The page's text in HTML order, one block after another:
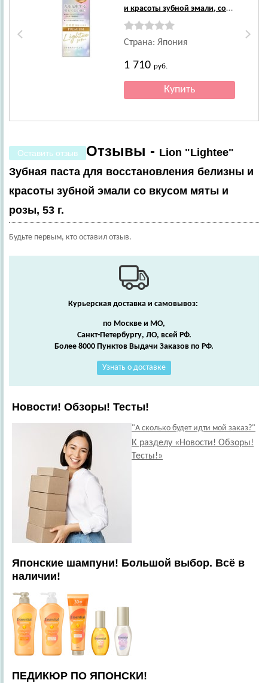
и красоты зубной эмали, со
вкусом мяты и бергамота, 53
Страна: Япония
1 710руб.
Оставить отзыв Отзывы - Lion "Lightee"
Зубная паста для восстановления белизны и
красоты зубной эмали со вкусом мяты и
розы, 53 г.
Будьте первым, кто оставил отзыв.
Курьерская доставка и самовывоз:
по Москве и МО,
Санкт-Петербургу, ЛО, всей РФ.
Более 8000 Пунктов Выдачи Заказов по РФ.
Узнать о доставке
Новости! Обзоры! Тесты!
"А сколько будет идти мой заказ?"
К разделу «Новости! Обзоры!
Тесты!»
Японские шампуни! Большой выбор. Всё в
наличии!
ПЕДИКЮР ПО ЯПОНСКИ!